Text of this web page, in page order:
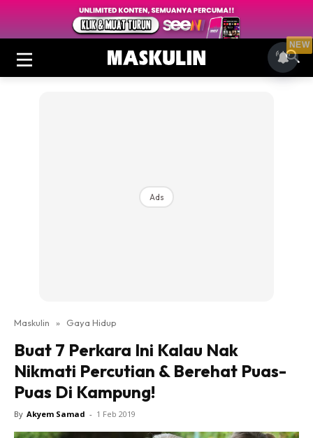
Ads
Maskulin » Gaya Hidup
Buat 7 Perkara Ini Kalau Nak
Nikmati Percutian & Berehat Puas-
Puas Di Kampung!
By Akyem Samad - 1 Feb 2019
NEW